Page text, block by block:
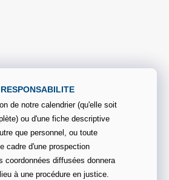
de notre calendrier (qu'elle soit
ou d'une fiche descriptive
que personnel, ou toute
cadre d'une prospection
coordonnées diffusées donnera
à une procédure en justice.